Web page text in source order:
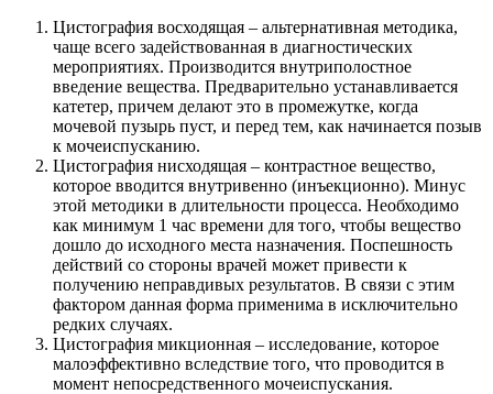
Цистография восходящая – альтернативная методика,
чаще всего задействованная в диагностических
мероприятиях. Производится внутриполостное
введение вещества. Предварительно устанавливается
катетер, причем делают это в промежутке, когда
мочевой пузырь пуст, и перед тем, как начинается позыв
к мочеиспусканию.
Цистография нисходящая – контрастное вещество,
которое вводится внутривенно (инъекционно). Минус
этой методики в длительности процесса. Необходимо
как минимум 1 час времени для того, чтобы вещество
дошло до исходного места назначения. Поспешность
действий со стороны врачей может привести к
получению неправдивых результатов. В связи с этим
фактором данная форма применима в исключительно
редких случаях.
Цистография микционная – исследование, которое
малоэффективно вследствие того, что проводится в
момент непосредственного мочеиспускания.